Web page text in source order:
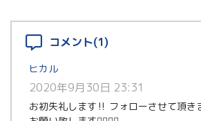
コメント(1)
ヒカル
2020年9月30日 23:31
お初失礼します‼︎ フォローさせて頂き